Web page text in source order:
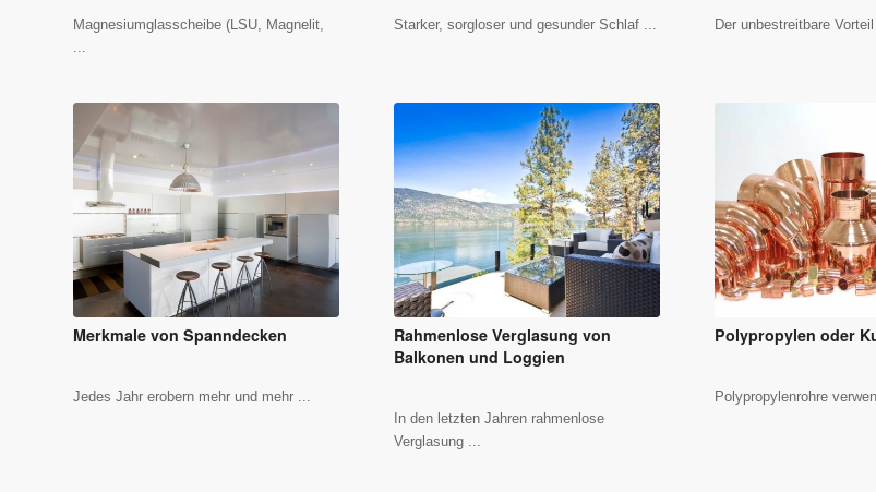
Magnesiumglasscheibe (LSU, Magnelit,
...
Starker, sorgloser und gesunder Schlaf ... Der unbestreitbare
Merkmale von Spanndecken
Jedes Jahr erobern mehr und mehr ...
Rahmenlose Verglasung von
Balkonen und Loggien
In den letzten Jahren rahmenlose
Verglasung ...
Polypropylen oder
Polypropylenrohre